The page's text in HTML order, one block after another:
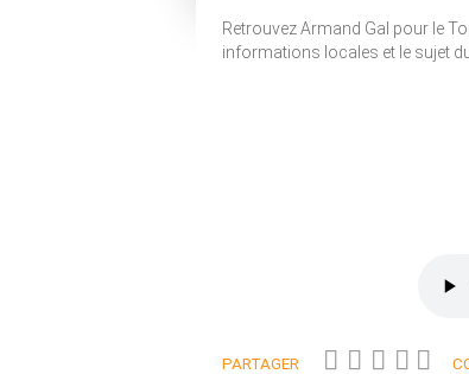
Retrouvez Armand Gal pour le
informations locales et le sujet
PARTAGER